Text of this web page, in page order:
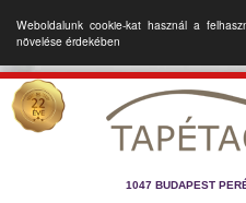
Weboldalunk cookie-kat használ a
növelése érdekében
1047 BUDAPEST